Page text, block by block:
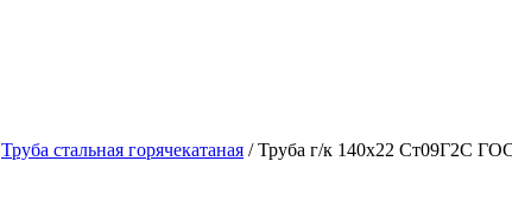
Труба стальная горячекатаная / Труба г/к 140х22 Ст09Г2С